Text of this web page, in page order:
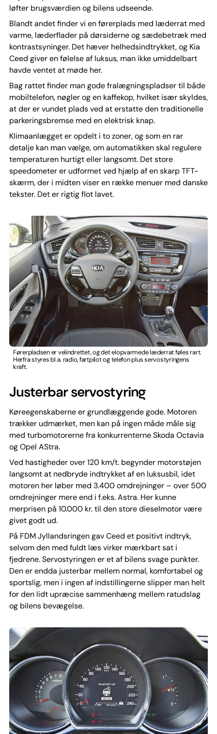
løfter brugsværdien og bilens udseende.
Blandt andet finder vi en førerplads med læderrat med
varme, læderflader på dørsiderne og sædebetræk med
kontrastsyninger. Det hæver helhedsindtrykket, og Kia
Ceed giver en følelse af luksus, man ikke umiddelbart
havde ventet at møde her.
Bag rattet finder man gode fralægningspladser til både
mobiltelefon, nøgler og en kaffekop, hvilket især skyldes,
at der er vundet plads ved at erstatte den traditionelle
parkeringsbremse med en elektrisk knap.
Klimaanlægget er opdelt i to zoner, og som en rar
detalje kan man vælge, om automatikken skal regulere
temperaturen hurtigt eller langsomt. Det store
speedometer er udformet ved hjælp af en skarp TFT-
skærm, der i midten viser en række menuer med danske
tekster. Det er rigtig flot lavet.
Førerpladsen er velindrettet, og det elopvarmede læderrat føles rart.
Herfra styres bl.a. radio, fartpilot og telefon plus servostyringens
kraft.
Justerbar servostyring
Køreegenskaberne er grundlæggende gode. Motoren
trækker udmærket, men kan på ingen måde måle sig
med turbomotorerne fra konkurrenterne Skoda Octavia
og Opel AStra.
Ved hastigheder over 120 km/t. begynder motorstøjen
langsomt at nedbryde indtrykket af en luksusbil, idet
motoren her løber med 3.400 omdrejninger – over 500
omdrejninger mere end i f.eks. Astra. Her kunne
merprisen på 10.000 kr. til den store dieselmotor være
givet godt ud.
På FDM Jyllandsringen gav Ceed et positivt indtryk,
selvom den med fuldt læs virker mærkbart sat i
fjedrene. Servostyringen er et af bilens svage punkter.
Den er endda justerbar mellem normal, komfortabel og
sportslig, men i ingen af indstillingerne slipper man helt
for den lidt upræcise sammenhæng mellem ratudslag
og bilens bevægelse.